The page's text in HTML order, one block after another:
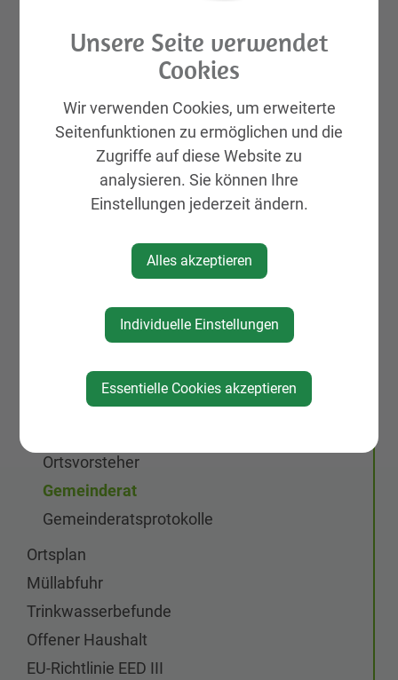
GemeindemitarbeiterInnen
Amtstafel Digital
Amtswege von A bis Z
Amtssignatur
Abteilungen und Einrichtungen
Ferienprogramm 2026
Dokumente & Formulare
JA zu Glasfaser
Öffnungszeiten
Ortsvorsteher
Gemeinderat
Gemeinderats​protokolle
Ortsplan
Müllabfuhr
Trinkwasserbefunde
Offener Haushalt
EU-Richtlinie EED III
Unsere Seite verwendet
Cookies
Wir verwenden Cookies, um erweiterte
Seitenfunktionen zu ermöglichen und die
Zugriffe auf diese Website zu
analysieren. Sie können Ihre
Einstellungen jederzeit ändern.
Alles akzeptieren
Individuelle Einstellungen
Essentielle Cookies akzeptieren